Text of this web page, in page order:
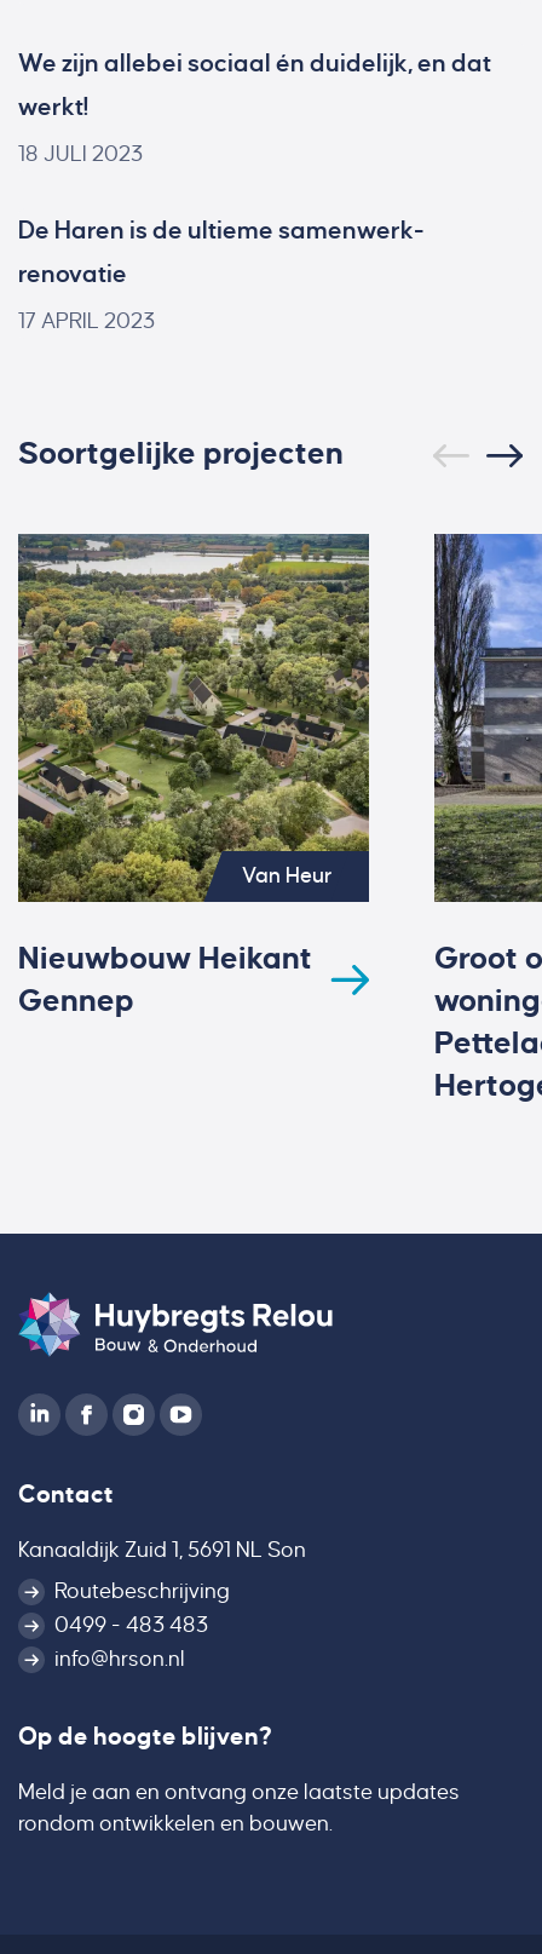
We zijn allebei sociaal én duidelijk, en dat
werkt!
18 JULI 2023
De Haren is de ultieme samenwerk-
renovatie
17 APRIL 2023
Soortgelijke projecten
Van Heur
Nieuwbouw Heikant
Gennep
Groot
Contact
Kanaaldijk Zuid 1, 5691 NL Son
Routebeschrijving
0499 - 483 483
info@hrson.nl
Op de hoogte blijven?
Meld je aan en ontvang onze laatste updates
rondom ontwikkelen en bouwen.